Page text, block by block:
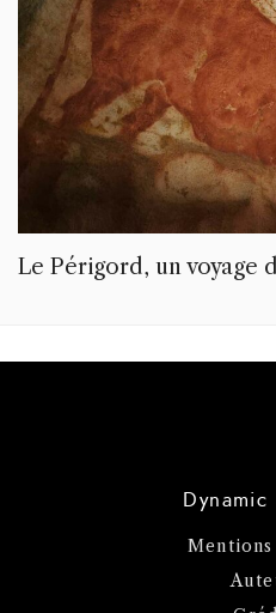
Le Périgord, un voyage
Dynamic